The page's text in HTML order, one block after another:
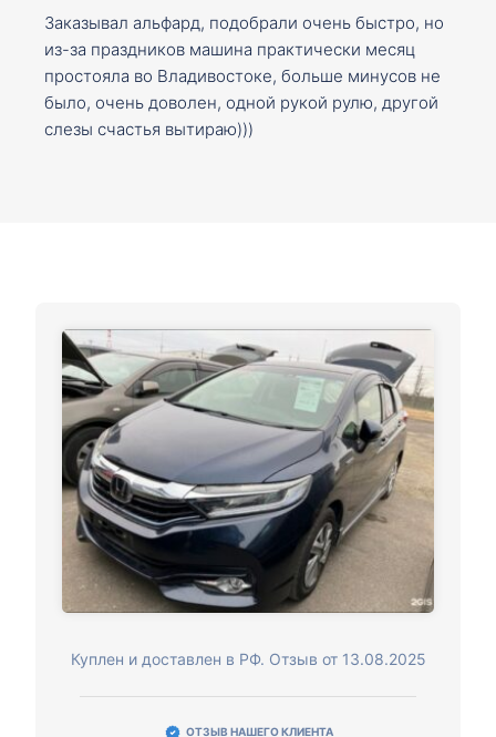
Заказывал альфард, подобрали очень быстро, но
из-за праздников машина практически месяц
простояла во Владивостоке, больше минусов не
было, очень доволен, одной рукой рулю, другой
слезы счастья вытираю)))
Куплен и доставлен в РФ. Отзыв от 13.08.2025
ОТЗЫВ НАШЕГО КЛИЕНТА